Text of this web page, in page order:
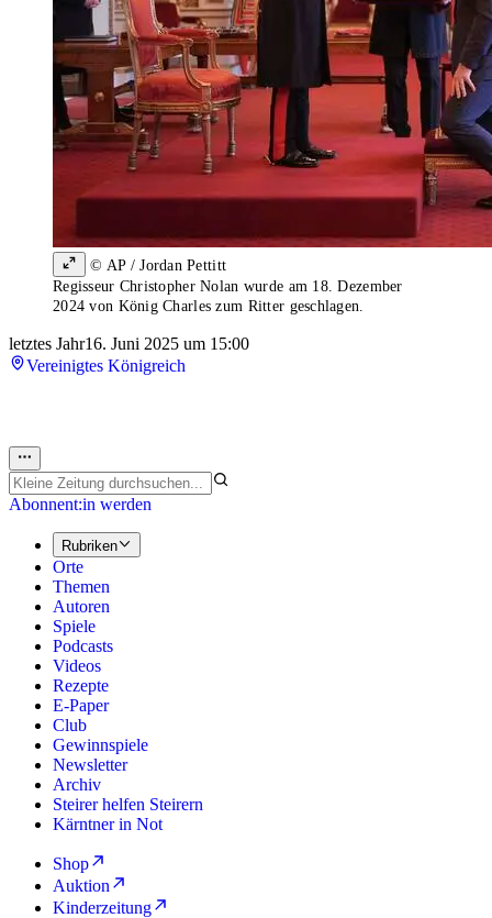
© AP / Jordan Pettitt
Regisseur Christopher Nolan wurde am 18. Dezember
2024 von König Charles zum Ritter geschlagen.
letztes Jahr16. Juni 2025 um 15:00
Vereinigtes Königreich
Abonnent:in werden
Rubriken
Orte
Themen
Autoren
Spiele
Podcasts
Videos
Rezepte
E-Paper
Club
Gewinnspiele
Newsletter
Archiv
Steirer helfen Steirern
Kärntner in Not
Shop
Auktion
Kinderzeitung